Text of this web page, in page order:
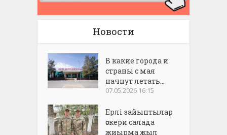
Новости
В какие города и
страны с мая
начнут летать...
07.05.2026 16:15
Ерлі зайыптылар
әскери салада
жиырма жыл